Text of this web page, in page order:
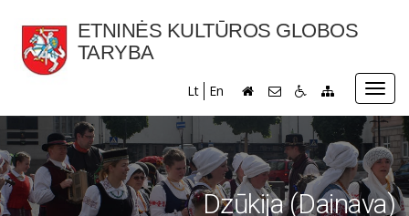
ETNINĖS KULTŪROS GLOBOS
TARYBA
Lt En
Dzūkija (Dainava)